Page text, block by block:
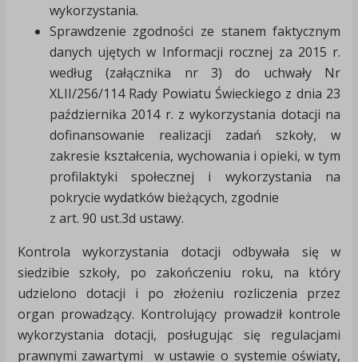
wykorzystania.
Sprawdzenie zgodności ze stanem faktycznym
danych ujętych w Informacji rocznej za 2015 r.
według (załącznika nr 3) do uchwały Nr
XLII/256/114 Rady Powiatu Świeckiego z dnia 23
października 2014 r. z wykorzystania dotacji na
dofinansowanie realizacji zadań szkoły, w
zakresie kształcenia, wychowania i opieki, w tym
profilaktyki społecznej i wykorzystania na
pokrycie wydatków bieżących, zgodnie
z art. 90 ust.3d ustawy.
Kontrola wykorzystania dotacji odbywała się w
siedzibie szkoły, po zakończeniu roku, na który
udzielono dotacji i po złożeniu rozliczenia przez
organ prowadzący. Kontrolujący prowadził kontrole
wykorzystania dotacji, posługując się regulacjami
prawnymi zawartymi w ustawie o systemie oświaty,